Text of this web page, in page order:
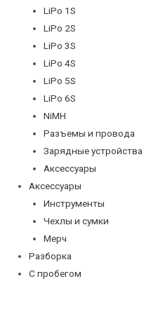
LiPo 1S
LiPo 2S
LiPo 3S
LiPo 4S
LiPo 5S
LiPo 6S
NiMH
Разъемы и провода
Зарядные устройства
Аксессуары
Аксессуары
Инструменты
Чехлы и сумки
Мерч
Разборка
С пробегом